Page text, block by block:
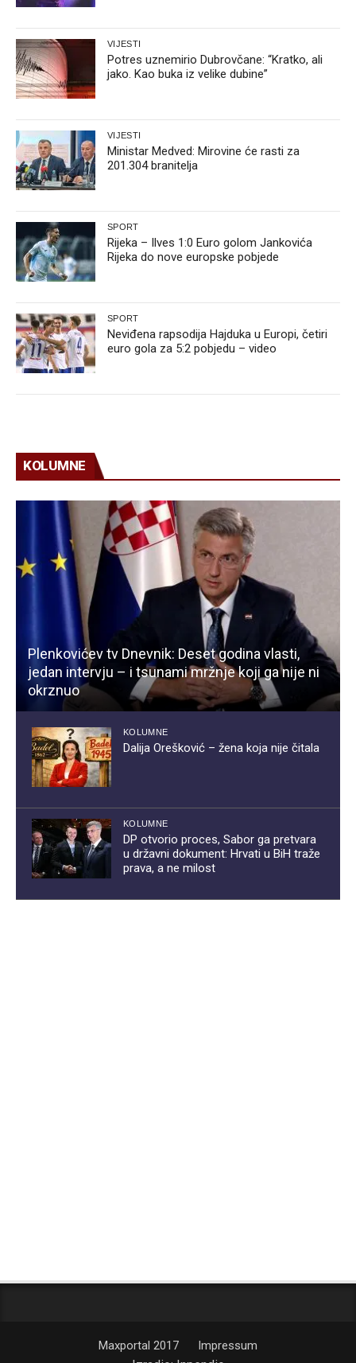
VIJESTI
Potres uznemirio Dubrovčane: “Kratko, ali
jako. Kao buka iz velike dubine”
VIJESTI
Ministar Medved: Mirovine će rasti za
201.304 branitelja
SPORT
Rijeka – Ilves 1:0 Euro golom Jankovića
Rijeka do nove europske pobjede
SPORT
Neviđena rapsodija Hajduka u Europi, četiri
euro gola za 5:2 pobjedu – video
KOLUMNE
Plenkovićev tv Dnevnik: Deset godina vlasti,
jedan intervju – i tsunami mržnje koji ga nije ni
okrznuo
KOLUMNE
Dalija Orešković – žena koja nije čitala
KOLUMNE
DP otvorio proces, Sabor ga pretvara
u državni dokument: Hrvati u BiH traže
prava, a ne milost
Maxportal 2017 Impressum